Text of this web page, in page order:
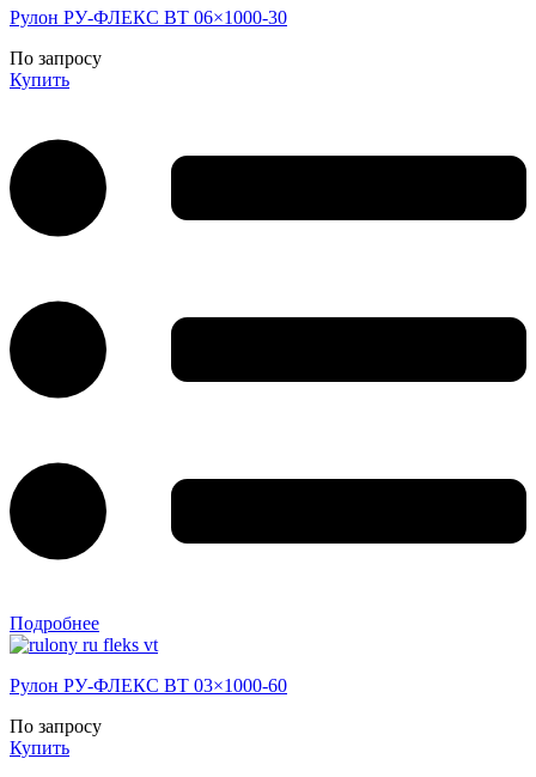
Рулон РУ-ФЛЕКС ВТ 06×1000-30
По запросу
Купить
Подробнее
Рулон РУ-ФЛЕКС ВТ 03×1000-60
По запросу
Купить